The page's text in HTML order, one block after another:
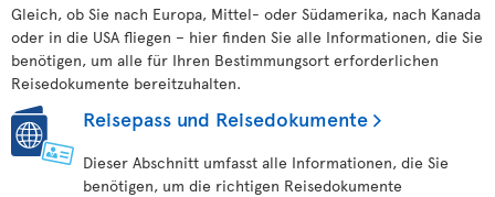
Gleich, ob Sie nach Europa, Mittel- oder Südamerika, nach Kanada
oder in die USA fliegen – hier finden Sie alle Informationen, die Sie
benötigen, um alle für Ihren Bestimmungsort erforderlichen
Reisedokumente bereitzuhalten.
Reisepass und Reisedokumente
Dieser Abschnitt umfasst alle Informationen, die Sie
benötigen, um die richtigen Reisedokumente